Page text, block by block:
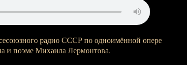
радио СССР по одноимённой опере
и поэме Михаила Лермонтова.